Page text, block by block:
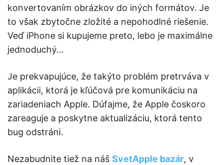
konvertovaním obrázkov do iných formátov. Je
to však zbytočne zložité a nepohodlné riešenie.
Veď iPhone si kupujeme preto, lebo je maximálne
jednoduchý…
Je prekvapujúce, že takýto problém pretrváva v
aplikácii, ktorá je kľúčová pre komunikáciu na
zariadeniach Apple. Dúfajme, že Apple čoskoro
zareaguje a poskytne aktualizáciu, ktorá tento
bug odstráni.​
Nezabudnite tiež na náš SvetApple bazár, v